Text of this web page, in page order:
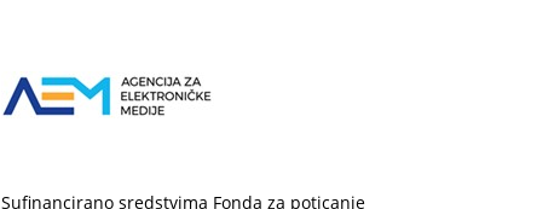
Sufinancirano sredstvima Fonda za poticanje